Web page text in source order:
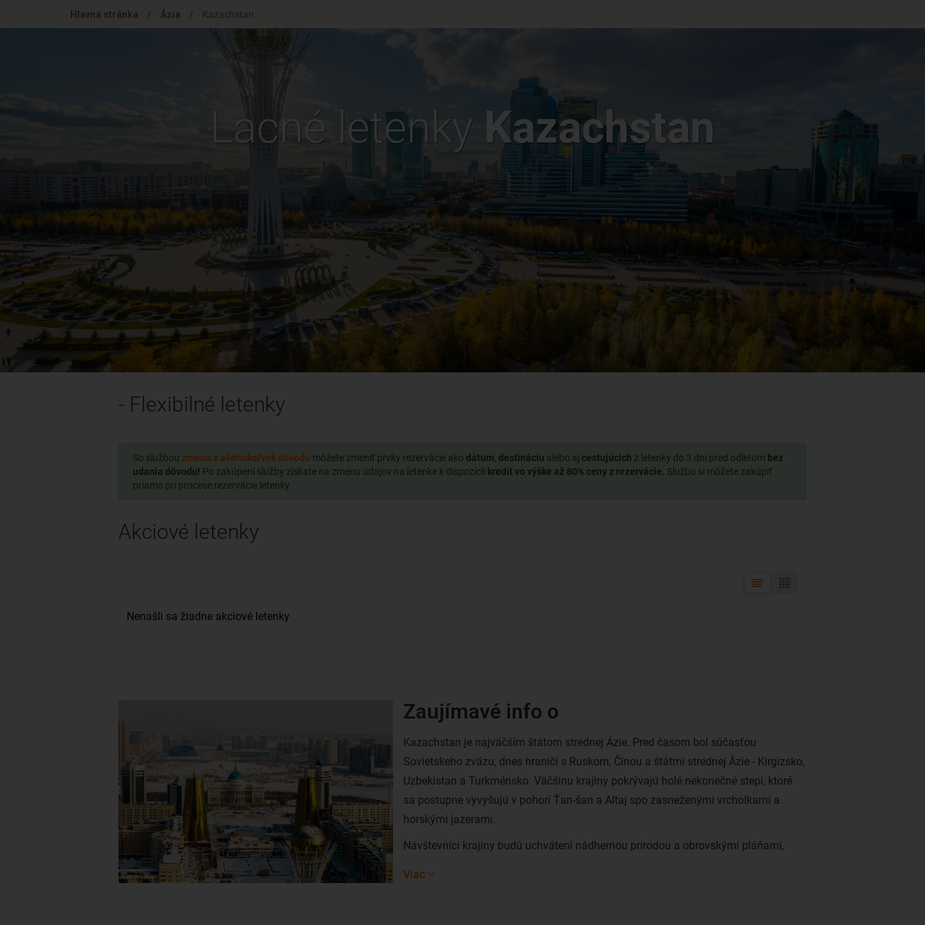
Hlavná stránka / Ázia / Kazachstan
Lacné letenky Kazachstan
- Flexibilné letenky
So službou zmena z akéhokoľvek dôvodu môžete zmeniť prvky rezervácie ako dátum, destináciu alebo aj cestujúcich z letenky do 3 dní pred odletom bez
udania dôvodu! Po zakúpení služby získate na zmenu údajov na letenke k dispozícii kredit vo výške až 80% ceny z rezervácie. Službu si môžete zakúpiť
priamo pri procese rezervácie letenky.
Akciové letenky
Zaujímavé info o
Kazachstan je najväčším štátom strednej Ázie. Pred časom bol súčasťou
Sovietskeho zväzu, dnes hraničí s Ruskom, Čínou a štátmi strednej Ázie - Kirgizsko,
Uzbekistan a Turkménsko. Väčšinu krajiny pokrývajú holé nekonečné stepi, ktoré
sa postupne vyvyšujú v pohorí Ťan-šan a Altaj spo zasneženými vrcholkami a
horskými jazerami.
Návštevníci krajiny budú uchvátení nádhernou prírodou a obrovskými pláňami,
Viac